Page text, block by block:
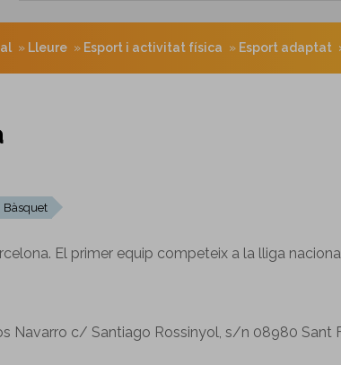
Lleure Esport i activitat física Esport adaptat
Bàsquet
El primer equip competeix a la lliga
Navarro c/ Santiago Rossinyol, s/n 08980 Sant